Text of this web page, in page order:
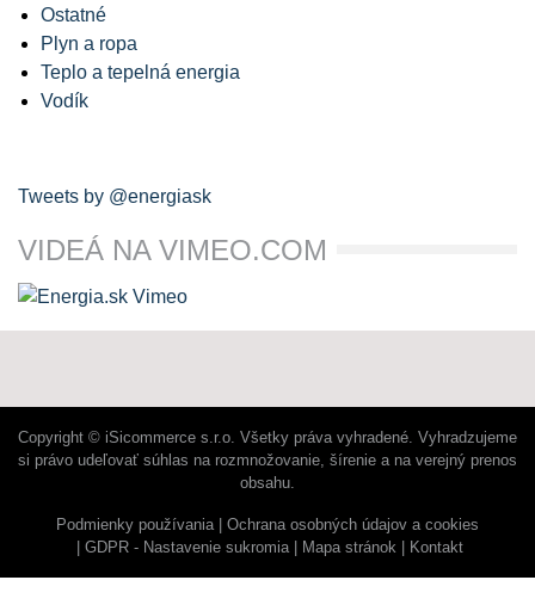
Ostatné
Plyn a ropa
Teplo a tepelná energia
Vodík
Tweets by @energiask
VIDEÁ NA VIMEO.COM
Copyright © iSicommerce s.r.o. Všetky práva vyhradené. Vyhradzujeme
si právo udeľovať súhlas na rozmnožovanie, šírenie a na verejný prenos
obsahu.
Podmienky používania
Ochrana osobných údajov a cookies
GDPR - Nastavenie sukromia
Mapa stránok Kontakt